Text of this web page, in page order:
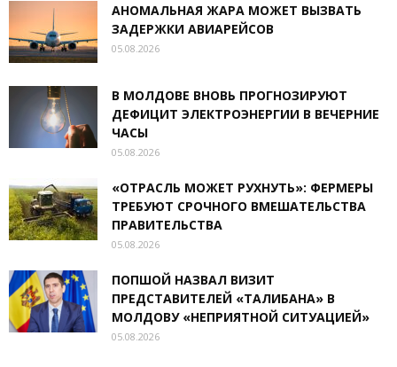
АНОМАЛЬНАЯ ЖАРА МОЖЕТ ВЫЗВАТЬ
ЗАДЕРЖКИ АВИАРЕЙСОВ
05.08.2026
В МОЛДОВЕ ВНОВЬ ПРОГНОЗИРУЮТ
ДЕФИЦИТ ЭЛЕКТРОЭНЕРГИИ В ВЕЧЕРНИЕ
ЧАСЫ
05.08.2026
«ОТРАСЛЬ МОЖЕТ РУХНУТЬ»: ФЕРМЕРЫ
ТРЕБУЮТ СРОЧНОГО ВМЕШАТЕЛЬСТВА
ПРАВИТЕЛЬСТВА
05.08.2026
ПОПШОЙ НАЗВАЛ ВИЗИТ
ПРЕДСТАВИТЕЛЕЙ «ТАЛИБАНА» В
МОЛДОВУ «НЕПРИЯТНОЙ СИТУАЦИЕЙ»
05.08.2026